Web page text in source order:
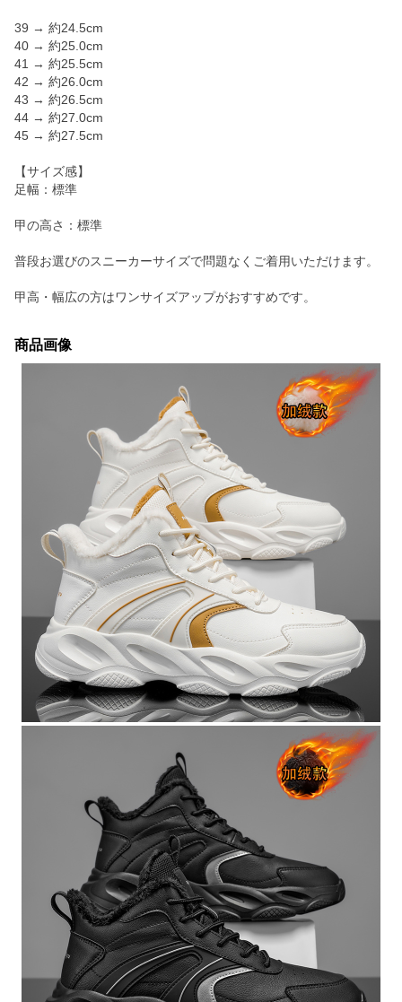
39 → 約24.5cm
40 → 約25.0cm
41 → 約25.5cm
42 → 約26.0cm
43 → 約26.5cm
44 → 約27.0cm
45 → 約27.5cm
【サイズ感】
足幅：標準
甲の高さ：標準
普段お選びのスニーカーサイズで問題なくご着用いただけます。
甲高・幅広の方はワンサイズアップがおすすめです。
商品画像